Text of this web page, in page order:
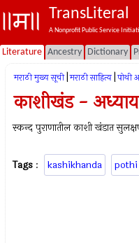
TransLiteral
A Nonprofit Public Service
Literature Ancestry Dictionary
मराठी मुख्य सूची मराठी साहित्य पोथी
काशीखंड -
स्कन्द पुराणातील काशी खंडात
Tags : kashikhanda pothi